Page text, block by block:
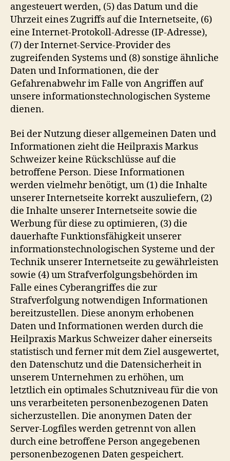
angesteuert werden, (5) das Datum und die
Uhrzeit eines Zugriffs auf die Internetseite, (6)
eine Internet-Protokoll-Adresse (IP-Adresse),
(7) der Internet-Service-Provider des
zugreifenden Systems und (8) sonstige ähnliche
Daten und Informationen, die der
Gefahrenabwehr im Falle von Angriffen auf
unsere informationstechnologischen Systeme
dienen.
Bei der Nutzung dieser allgemeinen Daten und
Informationen zieht die Heilpraxis Markus
Schweizer keine Rückschlüsse auf die
betroffene Person. Diese Informationen
werden vielmehr benötigt, um (1) die Inhalte
unserer Internetseite korrekt auszuliefern, (2)
die Inhalte unserer Internetseite sowie die
Werbung für diese zu optimieren, (3) die
dauerhafte Funktionsfähigkeit unserer
informationstechnologischen Systeme und der
Technik unserer Internetseite zu gewährleisten
sowie (4) um Strafverfolgungsbehörden im
Falle eines Cyberangriffes die zur
Strafverfolgung notwendigen Informationen
bereitzustellen. Diese anonym erhobenen
Daten und Informationen werden durch die
Heilpraxis Markus Schweizer daher einerseits
statistisch und ferner mit dem Ziel ausgewertet,
den Datenschutz und die Datensicherheit in
unserem Unternehmen zu erhöhen, um
letztlich ein optimales Schutzniveau für die von
uns verarbeiteten personenbezogenen Daten
sicherzustellen. Die anonymen Daten der
Server-Logfiles werden getrennt von allen
durch eine betroffene Person angegebenen
personenbezogenen Daten gespeichert.